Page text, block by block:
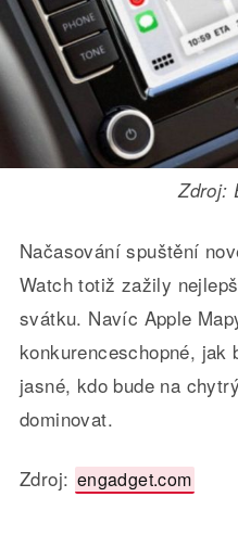
Zdroj:
Načasování spuštění
Watch totiž zažily
svátku. Navíc Apple
konkurenceschopné,
jasné, kdo bude na
dominovat.
Zdroj: engadget.com